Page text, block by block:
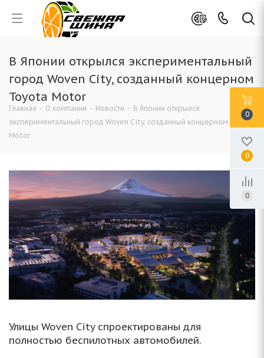
В Японии открылся экспериментальный
город Woven City, созданный концерном
Toyota Motor
Главная - О компании - Новости - В Японии открылся
экспериментальный город Woven City, созданный концерном Toyota
Motor
Улицы Woven City спроектированы для
полностью беспилотных автомобилей.
0
0
0